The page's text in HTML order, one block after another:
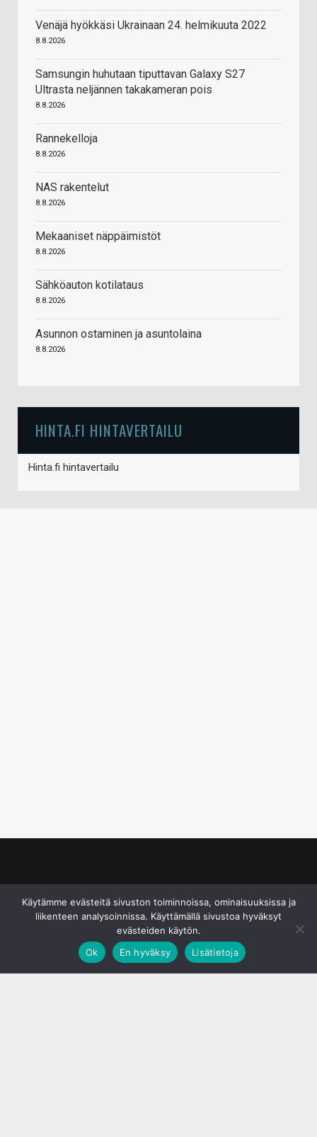
Venäjä hyökkäsi Ukrainaan 24. helmikuuta 2022
8.8.2026
Samsungin huhutaan tiputtavan Galaxy S27
Ultrasta neljännen takakameran pois
8.8.2026
Rannekelloja
8.8.2026
NAS rakentelut
8.8.2026
Mekaaniset näppäimistöt
8.8.2026
Sähköauton kotilataus
8.8.2026
Asunnon ostaminen ja asuntolaina
8.8.2026
HINTA.FI HINTAVERTAILU
Hinta.fi hintavertailu
Käytämme evästeitä sivuston toiminnoissa, ominaisuuksissa ja
liikenteen analysoinnissa. Käyttämällä sivustoa hyväksyt
evästeiden käytön.
Ok
En hyväksy Lisätietoja